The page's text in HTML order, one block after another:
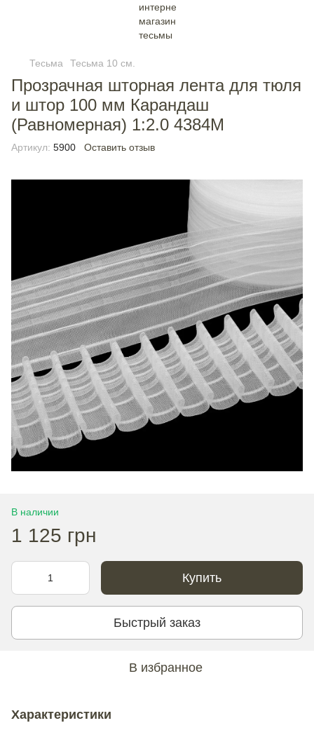
Тесьма Тесьма 10 см.
Прозрачная шторная лента для тюля
и штор 100 мм Карандаш
(Равномерная) 1:2.0 4384М
Артикул: 5900 Оставить отзыв
В наличии
1 125 грн
Купить
Быстрый заказ
В избранное
Характеристики